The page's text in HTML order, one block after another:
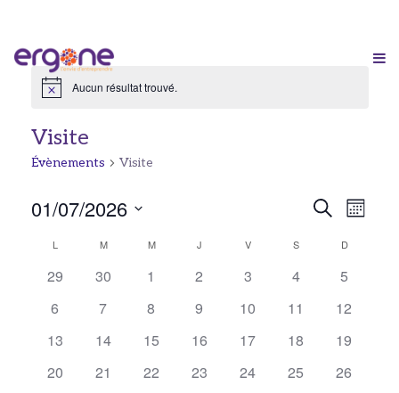
Notice Aucun résultat trouvé.
Visite
Évènements Visite
de
vues
Recherche
Mois
01/07/2026
date.
Calendrier
de
Évènements
L MMARDI MMERCREDI
J VVENDREDI
SSAMEDI DDIMANCHE
0
29
0
30
0
1
0
2
0
3
0
4
0
5
0
6
0
7
0
8
0
9
0
10
0
11
0
12
0
13
0
14
0
15
0
16
0
17
0
18
0
19
0
20
0
21
0
22
0
23
0
24
0
25
0
26